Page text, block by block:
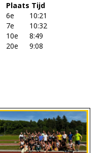
Plaats Tijd
6e
10:21
7e
10:32
10e
8:49
20e
9:08